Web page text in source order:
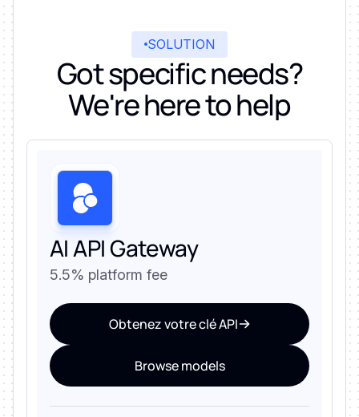
SOLUTION
Got specific needs?
We're here to help
AI API Gateway
5.5% platform fee
Obtenez votre clé API
Browse models